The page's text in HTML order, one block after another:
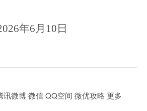
26年6月 10 日
讯微博微信QQ空间 微优攻略 更多